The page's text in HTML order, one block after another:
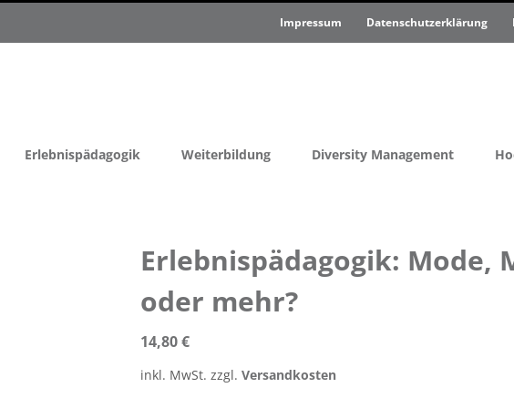
Impressum Datenschutzerklärung
Erlebnispädagogik Weiterbildung Diversity Management
Erlebnispädagogik: Mode,
oder mehr?
14,80€
inkl. MwSt. zzgl. Versandkosten